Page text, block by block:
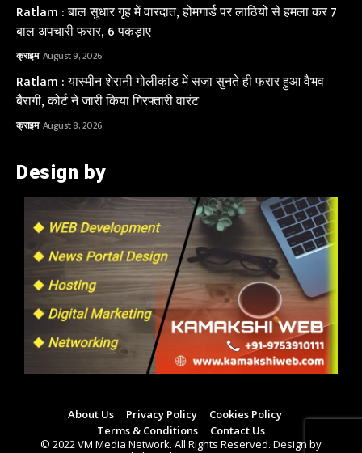
Ratlam : बाल सुधार गृह में वारदात, होमगार्ड पर लाठियों से हमला कर 7
बाल अपचारी फरार, 6 पकड़ाए
क्राइम August 9, 2026
Ratlam : यास्मीन शेरानी गोलीकांड में सजा सुनते ही फरार हुआ वैभव
बैरागी, कोर्ट ने जारी किया गिरफ्तारी वारंट
क्राइम August 8, 2026
Design by
About Us Privacy Policy
Cookies Policy
Terms & Conditions
Contact Us
© 2022 VM Media Network. All Rights Reserved. Design by